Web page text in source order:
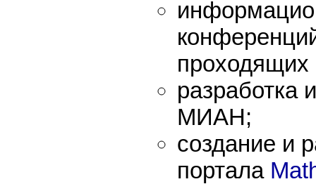
разработка
МИАН;
создание и
портала